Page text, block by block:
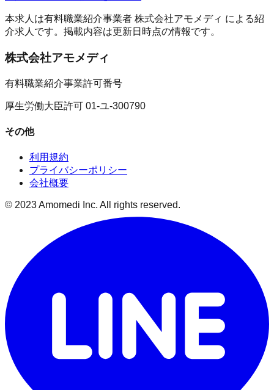
本求人は有料職業紹介事業者 株式会社アモメディ による紹
介求人です。掲載内容は更新日時点の情報です。
株式会社アモメディ
有料職業紹介事業許可番号
厚生労働大臣許可 01-ユ-300790
その他
利用規約
プライバシーポリシー
会社概要
© 2023 Amomedi Inc. All rights reserved.